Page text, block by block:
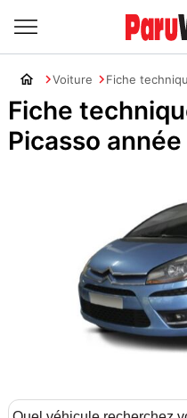
Voiture Fiche
Fiche
Picasso année